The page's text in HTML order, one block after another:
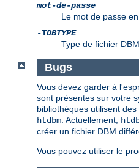
mot-de-passe
Le mot de passe
-TDBTYPE
Type de fichier
Bugs
Vous devez garder à
sont présentes sur votre
bibliothèques utilisent
htdbm. Actuellement,
créer un fichier DBM
Vous pouvez utiliser le